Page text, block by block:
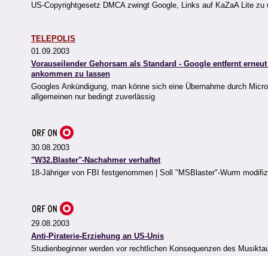
US-Copyrightgesetz DMCA zwingt Google, Links auf KaZaA Lite
TELEPOLIS
01.09.2003
Vorauseilender Gehorsam als Standard - Google entfernt
ankommen zu lassen
Googles Ankündigung, man könne sich eine Übernahme durch
allgemeinen nur bedingt zuverlässig
30.08.2003
"W32.Blaster"-Nachahmer verhaftet
18-Jähriger von FBI festgenommen | Soll "MSBlaster"-Wurm
29.08.2003
Anti-Piraterie-Erziehung an US-Unis
Studienbeginner werden vor rechtlichen Konsequenzen des